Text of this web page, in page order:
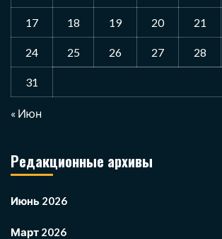
17 18 19 20 21
24 25 26 27 28
31
« Июн
Редакционные архивы
Июнь 2026
Март 2026